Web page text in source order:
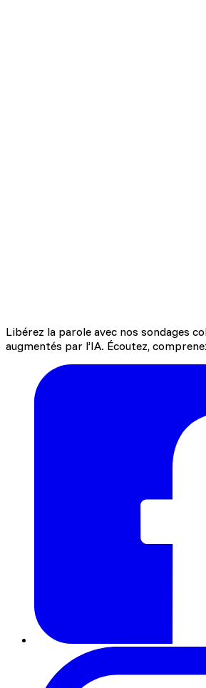
Libérez la parole avec nos sondages
augmentés par l’IA. Écoutez,